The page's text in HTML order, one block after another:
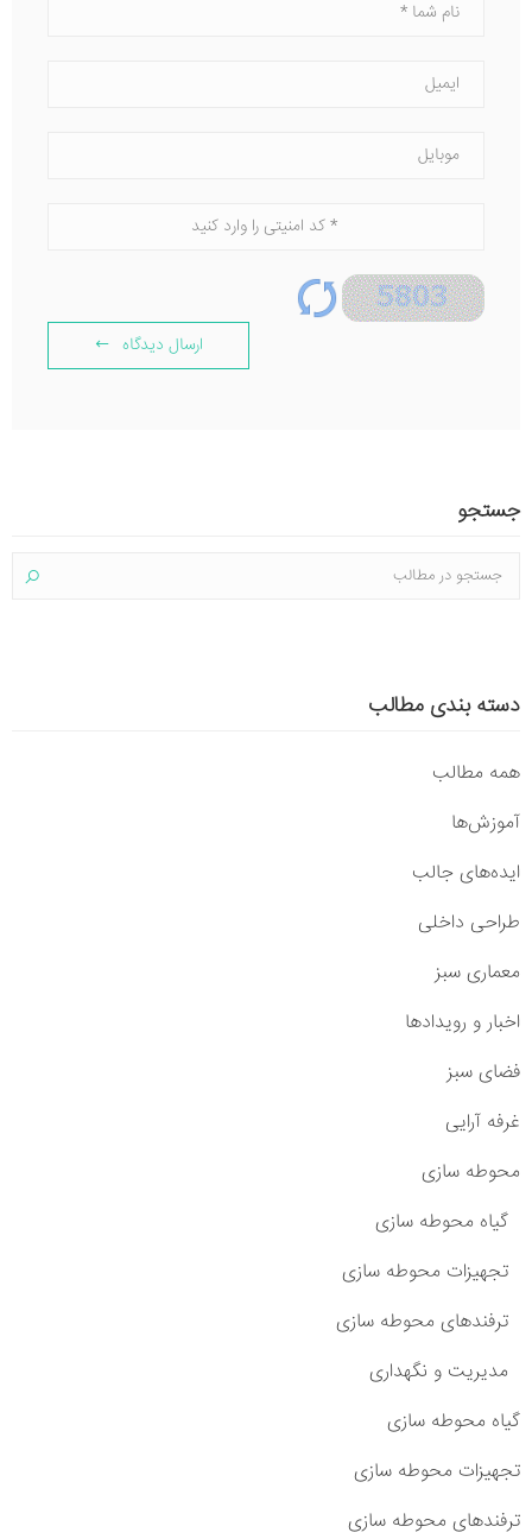
ارسال دیدگاه
جستجو
دسته بندی مطالب
همه مطالب
آموزش‌ها
ایده‌های جالب
طراحی داخلی
معماری سبز
اخبار و رویدادها
فضای سبز
غرفه آرایی
محوطه سازی
گیاه محوطه سازی
تجهیزات محوطه سازی
ترفندهای محوطه سازی
مدیریت و نگهداری
گیاه محوطه سازی
تجهیزات محوطه سازی
ترفندهای محوطه سازی